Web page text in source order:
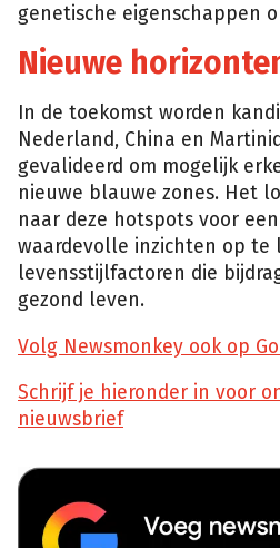
genetische eigenschappen
Nieuwe
In de toekomst worden
Nederland, China en
gevalideerd om mogelijk
nieuwe blauwe zones. Het
naar deze hotspots voor
waardevolle inzichten op te
levensstijlfactoren die
gezond leven.
Volg Newsmonkey ook op
Schrijf je hieronder in voor
nieuwsbrief